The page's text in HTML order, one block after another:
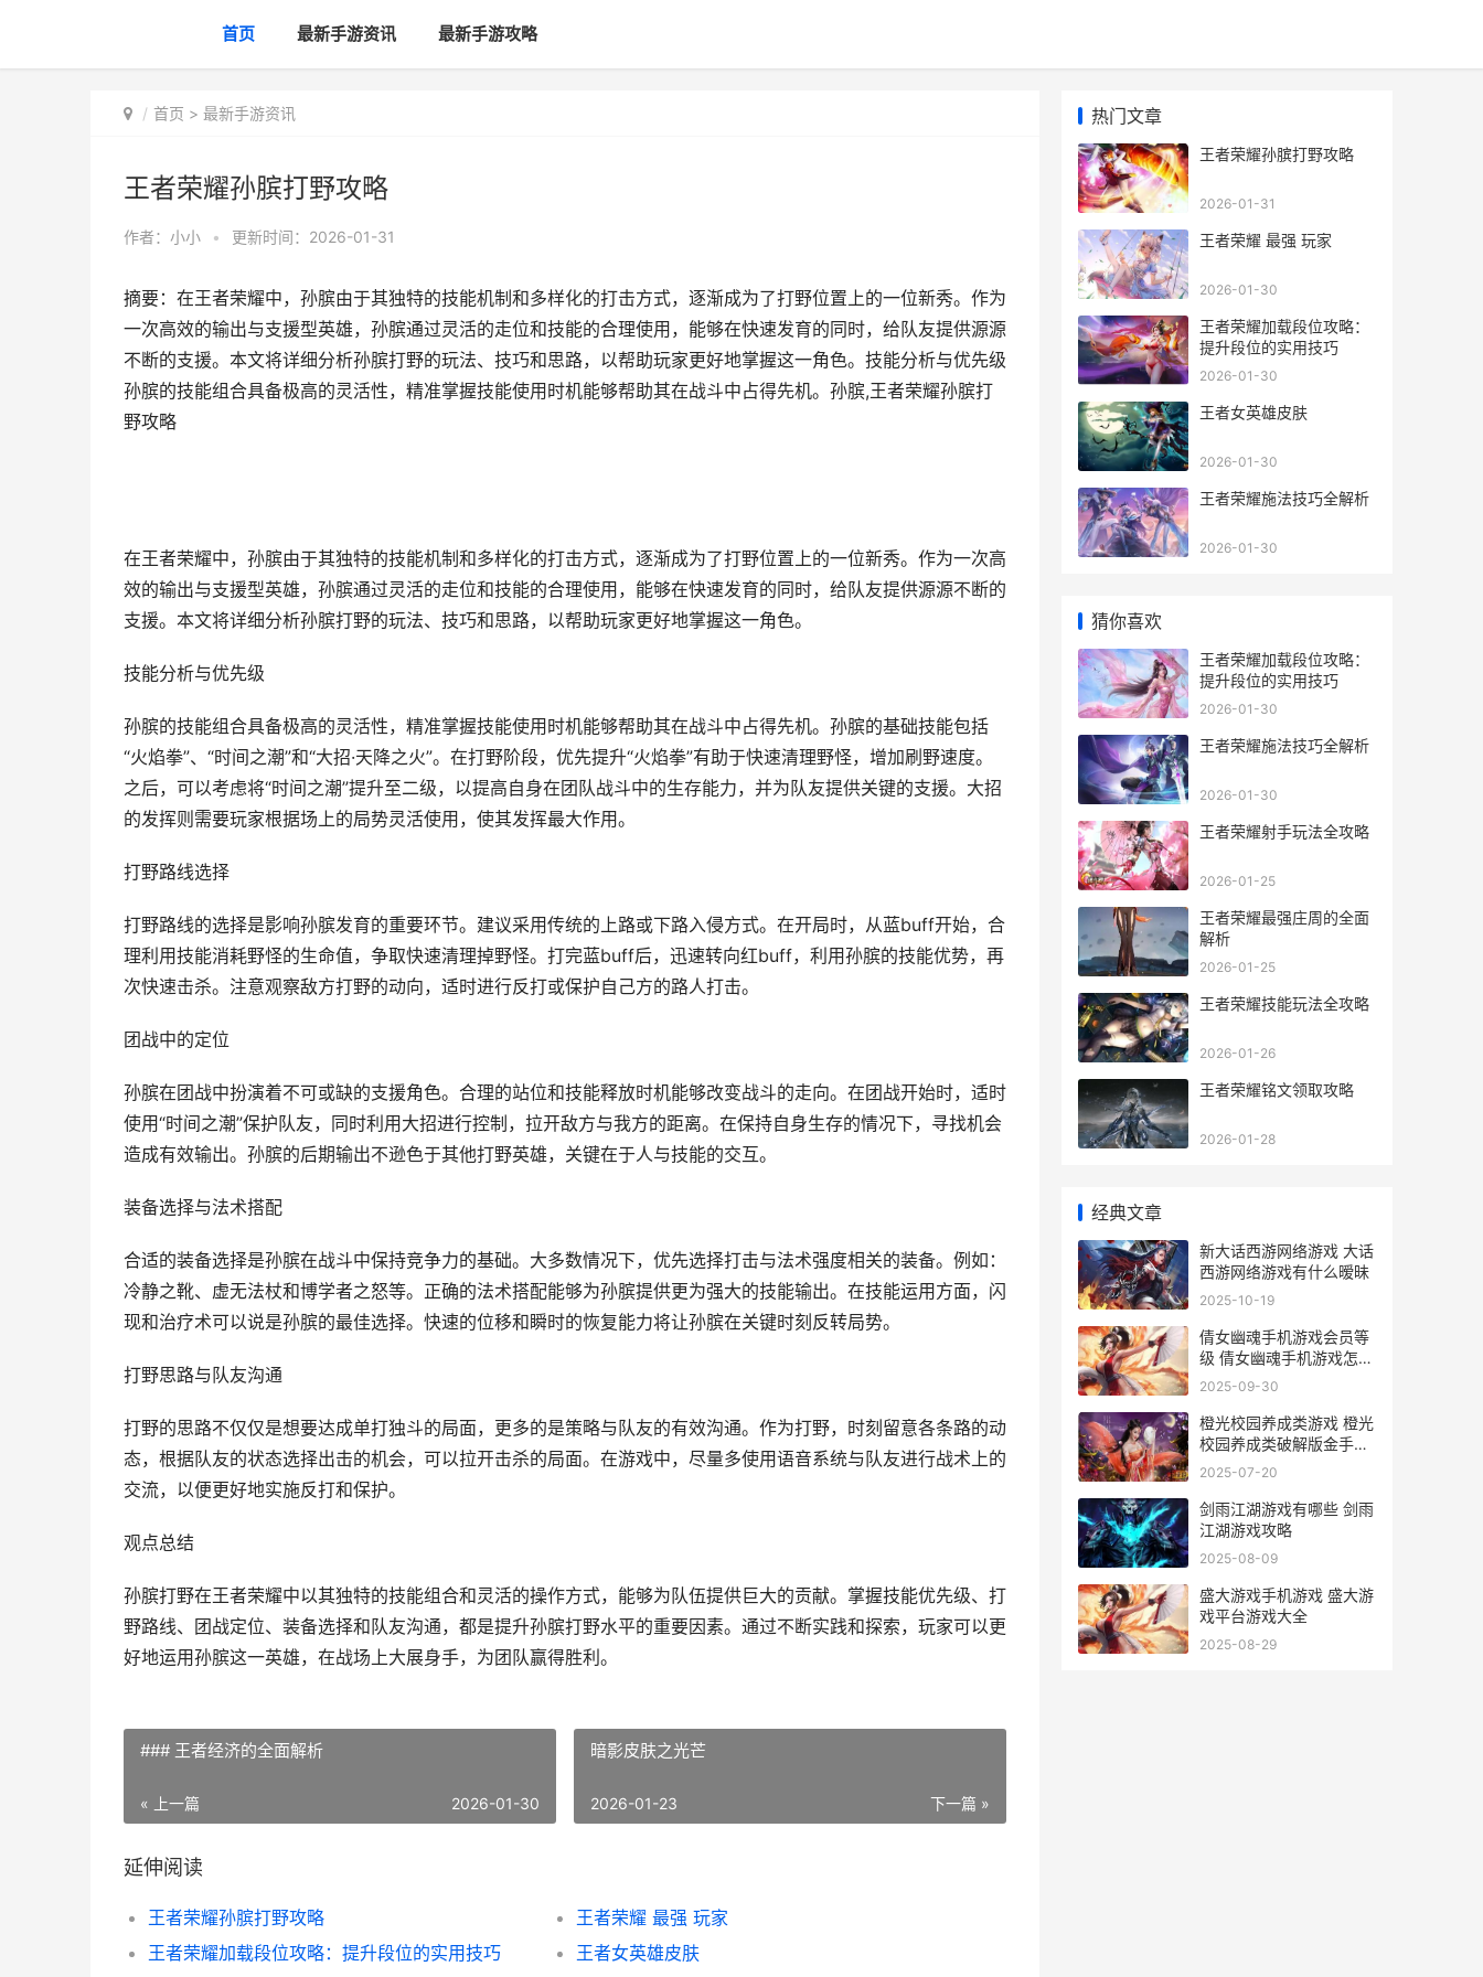
首页 最新手游资讯 最新手游攻略
首页 > 最新手游资讯
王者荣耀孙膑打野攻略
作者： 小小 • 更新时间：2026-01-31
摘要：在王者荣耀中，孙膑由于其独特的技能机制和多样化的打击方式，逐渐成为了打野位置上的一位新秀。作为
一次高效的输出与支援型英雄，孙膑通过灵活的走位和技能的合理使用，能够在快速发育的同时，给队友提供源源
不断的支援。本文将详细分析孙膑打野的玩法、技巧和思路，以帮助玩家更好地掌握这一角色。技能分析与优先级
孙膑的技能组合具备极高的灵活性，精准掌握技能使用时机能够帮助其在战斗中占得先机。孙膑,王者荣耀孙膑打
野攻略
在王者荣耀中，孙膑由于其独特的技能机制和多样化的打击方式，逐渐成为了打野位置上的一位新秀。作为一次高
效的输出与支援型英雄，孙膑通过灵活的走位和技能的合理使用，能够在快速发育的同时，给队友提供源源不断的
支援。本文将详细分析孙膑打野的玩法、技巧和思路，以帮助玩家更好地掌握这一角色。
技能分析与优先级
孙膑的技能组合具备极高的灵活性，精准掌握技能使用时机能够帮助其在战斗中占得先机。孙膑的基础技能包括
“火焰拳”、“时间之潮”和“大招·天降之火”。在打野阶段，优先提升“火焰拳”有助于快速清理野怪，增加刷野速度。
之后，可以考虑将“时间之潮”提升至二级，以提高自身在团队战斗中的生存能力，并为队友提供关键的支援。大招
的发挥则需要玩家根据场上的局势灵活使用，使其发挥最大作用。
打野路线选择
打野路线的选择是影响孙膑发育的重要环节。建议采用传统的上路或下路入侵方式。在开局时，从蓝buff开始，合
理利用技能消耗野怪的生命值，争取快速清理掉野怪。打完蓝buff后，迅速转向红buff，利用孙膑的技能优势，再
次快速击杀。注意观察敌方打野的动向，适时进行反打或保护自己方的路人打击。
团战中的定位
孙膑在团战中扮演着不可或缺的支援角色。合理的站位和技能释放时机能够改变战斗的走向。在团战开始时，适时
使用“时间之潮”保护队友，同时利用大招进行控制，拉开敌方与我方的距离。在保持自身生存的情况下，寻找机会
造成有效输出。孙膑的后期输出不逊色于其他打野英雄，关键在于人与技能的交互。
装备选择与法术搭配
合适的装备选择是孙膑在战斗中保持竞争力的基础。大多数情况下，优先选择打击与法术强度相关的装备。例如：
冷静之靴、虚无法杖和博学者之怒等。正确的法术搭配能够为孙膑提供更为强大的技能输出。在技能运用方面，闪
现和治疗术可以说是孙膑的最佳选择。快速的位移和瞬时的恢复能力将让孙膑在关键时刻反转局势。
打野思路与队友沟通
打野的思路不仅仅是想要达成单打独斗的局面，更多的是策略与队友的有效沟通。作为打野，时刻留意各条路的动
态，根据队友的状态选择出击的机会，可以拉开击杀的局面。在游戏中，尽量多使用语音系统与队友进行战术上的
交流，以便更好地实施反打和保护。
观点总结
孙膑打野在王者荣耀中以其独特的技能组合和灵活的操作方式，能够为队伍提供巨大的贡献。掌握技能优先级、打
野路线、团战定位、装备选择和队友沟通，都是提升孙膑打野水平的重要因素。通过不断实践和探索，玩家可以更
好地运用孙膑这一英雄，在战场上大展身手，为团队赢得胜利。
### 王者经济的全面解析
« 上一篇 2026-01-30
暗影皮肤之光芒
下一篇 »
2026-01-23
延伸阅读
王者荣耀孙膑打野攻略
王者荣耀 最强 玩家
王者荣耀加载段位攻略：提升段位的实用技巧
王者女英雄皮肤
热门文章
王者荣耀孙膑打野攻略
2026-01-31
王者荣耀 最强 玩家
2026-01-30
王者荣耀加载段位攻略：
提升段位的实用技巧
2026-01-30
王者女英雄皮肤
2026-01-30
王者荣耀施法技巧全解析
2026-01-30
猜你喜欢
王者荣耀加载段位攻略：
提升段位的实用技巧
2026-01-30
王者荣耀施法技巧全解析
2026-01-30
王者荣耀射手玩法全攻略
2026-01-25
王者荣耀最强庄周的全面
解析
2026-01-25
王者荣耀技能玩法全攻略
2026-01-26
王者荣耀铭文领取攻略
2026-01-28
经典文章
新大话西游网络游戏 大话
西游网络游戏有什么暧昧
2025-10-19
倩女幽魂手机游戏会员等
级 倩女幽魂手机游戏怎么
玩
2025-09-30
橙光校园养成类游戏 橙光
校园养成类破解版金手指
最新
2025-07-20
剑雨江湖游戏有哪些 剑雨
江湖游戏攻略
2025-08-09
盛大游戏手机游戏 盛大游
戏平台游戏大全
2025-08-29